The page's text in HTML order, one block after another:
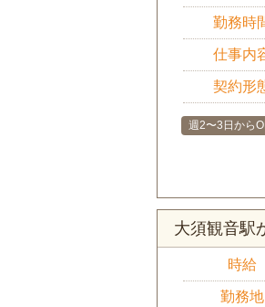
勤務時
仕事内
契約形
週2〜3日から
大須観音駅
時給
勤務地